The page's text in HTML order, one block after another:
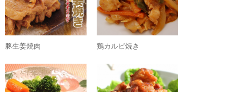
豚生姜焼肉 鶏カルビ焼き